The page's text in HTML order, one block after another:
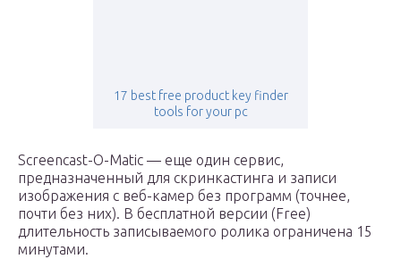
17 best free product key finder
tools for your pc
Screencast-O-Matic — еще один сервис,
предназначенный для скринкастинга и записи
изображения с веб-камер без программ (точнее,
почти без них). В бесплатной версии (Free)
длительность записываемого ролика ограничена 15
минутами.